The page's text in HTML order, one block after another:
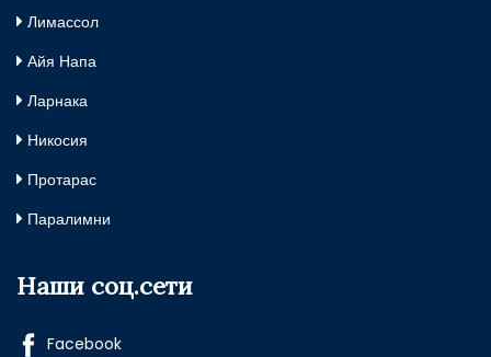
Лимассол
Айя Напа
Ларнака
Никосия
Протарас
Паралимни
Наши соц.сети
Facebook